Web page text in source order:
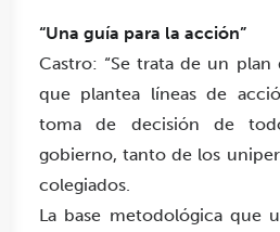
“Una guía para la acción”
Castro: “Se trata de un
que plantea líneas de
toma de decisión de
gobierno, tanto de los
colegiados.
La base metodológica que